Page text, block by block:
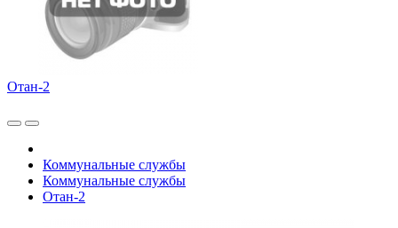
Отан-2
Коммунальные службы
Коммунальные службы
Отан-2